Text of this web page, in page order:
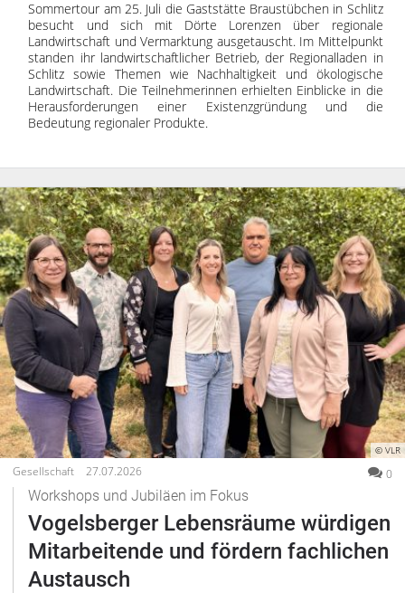
Sommertour am 25. Juli die Gaststätte Braustübchen in Schlitz
besucht und sich mit Dörte Lorenzen über regionale
Landwirtschaft und Vermarktung ausgetauscht. Im Mittelpunkt
standen ihr landwirtschaftlicher Betrieb, der Regionalladen in
Schlitz sowie Themen wie Nachhaltigkeit und ökologische
Landwirtschaft. Die Teilnehmerinnen erhielten Einblicke in die
Herausforderungen einer Existenzgründung und die
Bedeutung regionaler Produkte.
© VLR
Gesellschaft 27.07.2026 0
Workshops und Jubiläen im Fokus
Vogelsberger Lebensräume würdigen
Mitarbeitende und fördern fachlichen
Austausch